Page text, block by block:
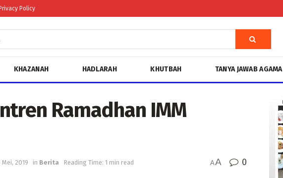
Privacy Policy
KHAZANAH HADLARAH KHUTBAH TANYA JAWAB AGAMA
Ramadhan IMM
Mei, 2019 in Berita Reading Time: 1 min read AA 0